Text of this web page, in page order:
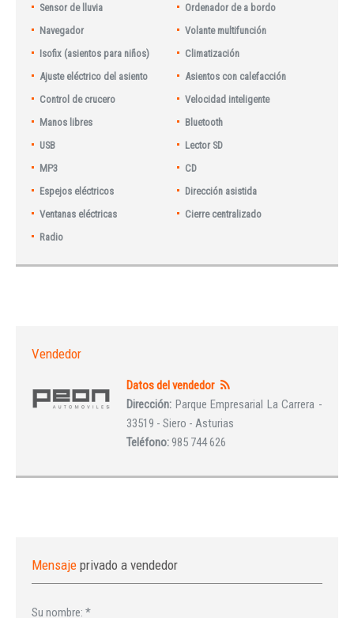
Sensor de lluvia
Ordenador de a bordo
Navegador
Volante multifunción
Isofix (asientos para niños)
Climatización
Ajuste eléctrico del asiento
Asientos con calefacción
Control de crucero
Velocidad inteligente
Manos libres
Bluetooth
USB
Lector SD
MP3
CD
Espejos eléctricos
Dirección asistida
Ventanas eléctricas
Cierre centralizado
Radio
Vendedor
Datos del vendedor
Dirección: Parque Empresarial La Carrera -
33519 - Siero - Asturias
Teléfono:985 744 626
Mensaje privado a vendedor
Su nombre: *